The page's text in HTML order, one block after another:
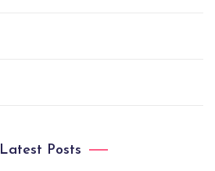
Latest Posts